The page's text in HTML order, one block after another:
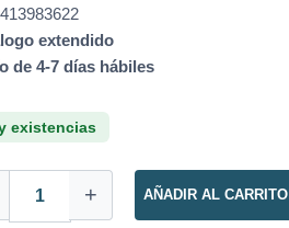
extendido
de 4-7 días hábiles
existencias
DE
+ AÑADIR AL CARRITO